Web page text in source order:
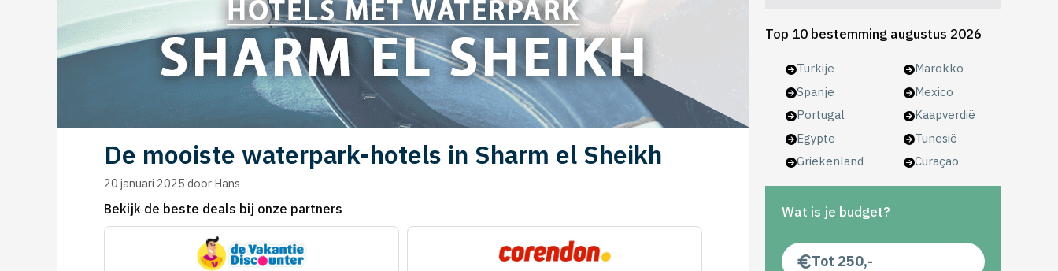
De mooiste waterpark-hotels in Sharm el Sheikh
20 januari 2025 door Hans
Bekijk de beste deals bij onze partners
Top 10 bestemming augustus 2026
Turkije
Spanje
Portugal
Egypte
Griekenland
Marokko
Mexico
Kaapverdië
Tunesië
Curaçao
Wat is je budget?
Tot 250,-